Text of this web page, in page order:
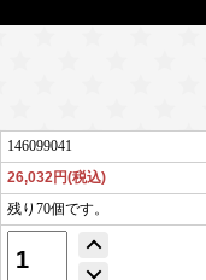
146099041
26,032円(税込)
残り70個です。